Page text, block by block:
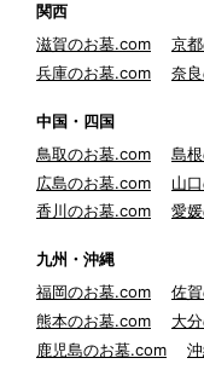
関西
滋賀のお墓.com
京
兵庫のお墓.com
奈
中国・四国
鳥取のお墓.com
島
広島のお墓.com
山
香川のお墓.com
愛
九州・沖縄
福岡のお墓.com
佐
熊本のお墓.com
大
鹿児島のお墓.com